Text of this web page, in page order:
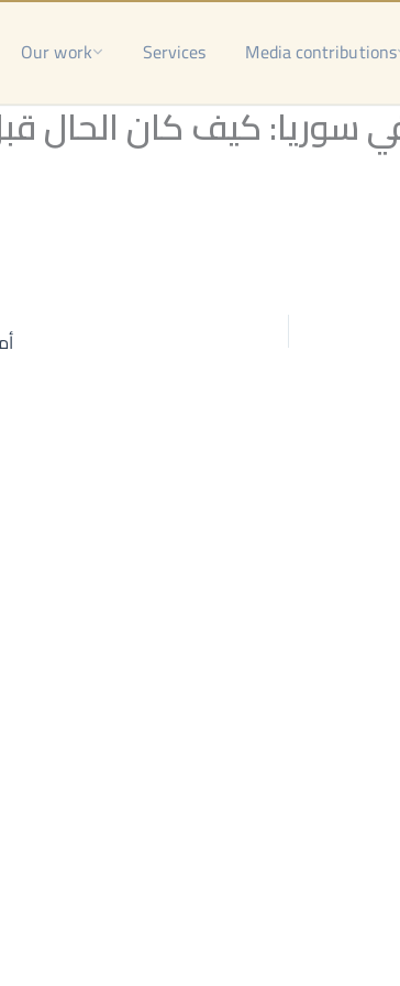
Our work Services Media contributions
كيف كان الحال قبل 2011؟ وما دور